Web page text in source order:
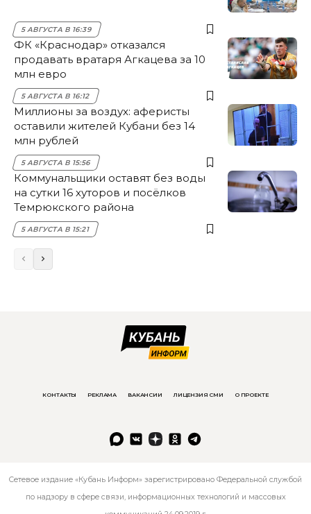
5 АВГУСТА В 16:39
ФК «Краснодар» отказался
продавать вратаря Агкацева за 10
млн евро
5 АВГУСТА В 16:12
Миллионы за воздух: аферисты
оставили жителей Кубани без 14
млн рублей
5 АВГУСТА В 15:56
Коммунальщики оставят без воды
на сутки 16 хуторов и посёлков
Темрюкского района
5 АВГУСТА В 15:21
КОНТАКТЫ РЕКЛАМА ВАКАНСИИ ЛИЦЕНЗИЯ СМИ О ПРОЕКТЕ
Сетевое издание «Кубань Информ» зарегистрировано Федеральной службой
по надзору в сфере связи, информационных технологий и массовых